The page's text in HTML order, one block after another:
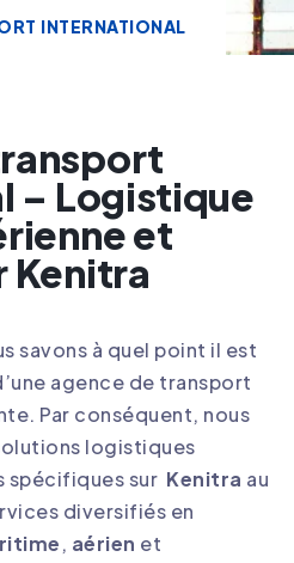
INTERNATIONAL
– Logistique
et
Kenitra
savons à quel point il est
agence de transport
Par conséquent, nous
logistiques
spécifiques sur Kenitra au
diversifiés en
, aérien et